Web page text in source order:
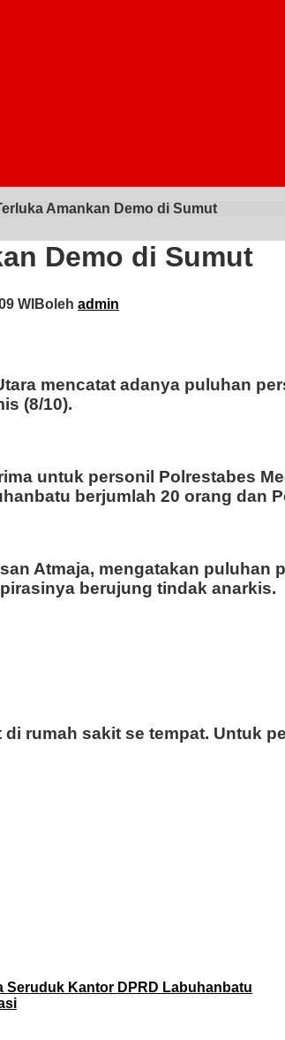
Amankan Demo di Sumut
Demo di Sumut
WIBoleh admin
mencatat adanya puluhan
(8/10).
untuk personil Polrestabes
berjumlah 20 orang dan
Atmaja, mengatakan
berujung tindak anarkis.
rumah sakit se tempat. Untuk
Seruduk Kantor DPRD Labuhanbatu